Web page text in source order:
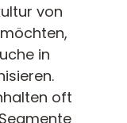
von
in
oft